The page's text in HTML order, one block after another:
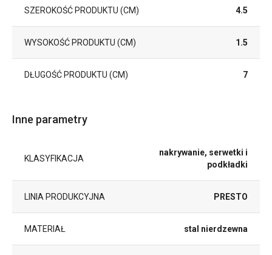
SZEROKOŚĆ PRODUKTU (CM) 4.5
WYSOKOŚĆ PRODUKTU (CM) 1.5
DŁUGOŚĆ PRODUKTU (CM) 7
Inne parametry
KLASYFIKACJA
nakrywanie, serwetki i
podkładki
LINIA PRODUKCYJNA PRESTO
MATERIAŁ stal nierdzewna